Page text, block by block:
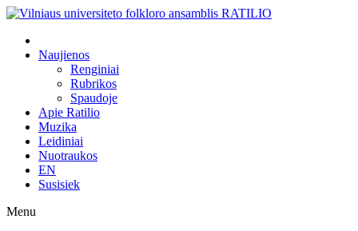
Naujienos
Renginiai
Rubrikos
Spaudoje
Apie Ratilio
Muzika
Leidiniai
Nuotraukos
EN
Susisiek
Menu